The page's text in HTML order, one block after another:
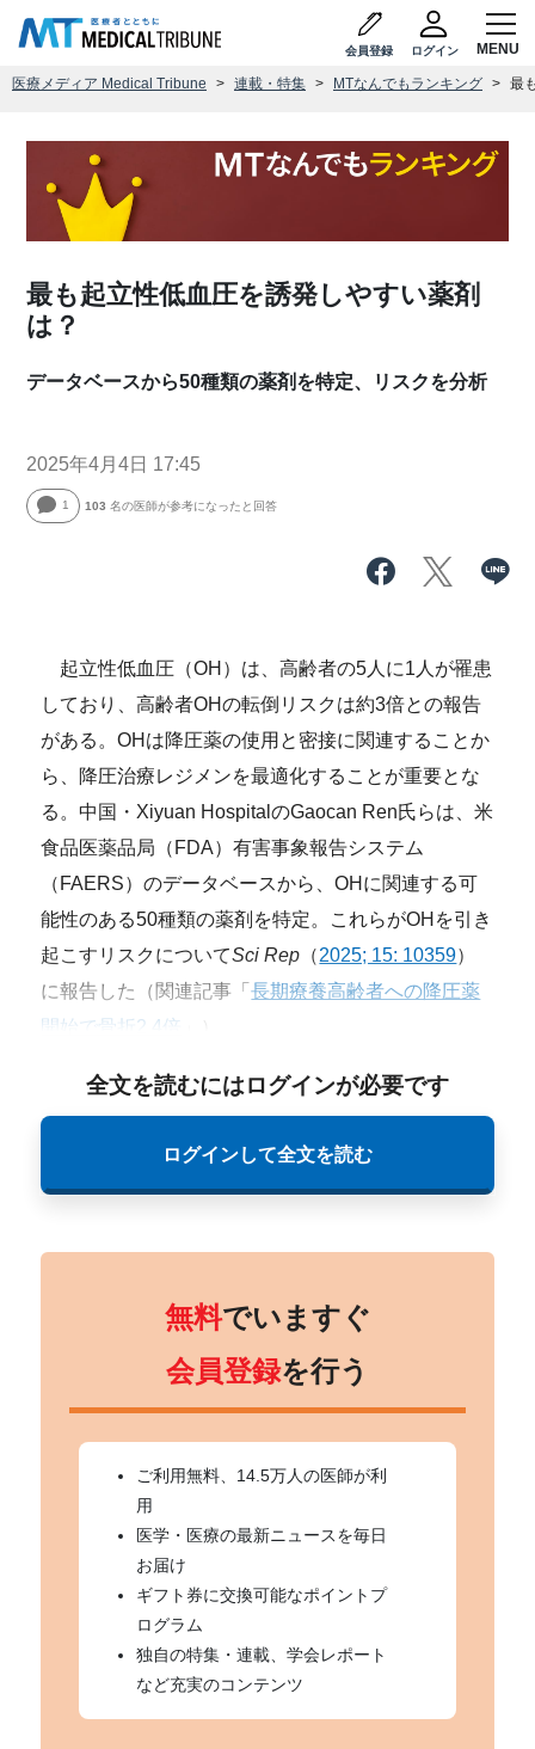
会員登録 ログイン
医療メディア Medical Tribune 連載・特集 MTなんでもランキング 最
最も起立性低血圧を誘発しやすい薬剤
は？
データベースから50種類の薬剤を特定、リスクを分析
2025年4月4日 17:45
1 103 名の医師が参考になったと回答
起立性低血圧（OH）は、高齢者の5人に1人が罹患
しており、高齢者OHの転倒リスクは約3倍との報告
がある。OHは降圧薬の使用と密接に関連することか
ら、降圧治療レジメンを最適化することが重要とな
る。中国・Xiyuan HospitalのGaocan Ren氏らは、米
食品医薬品局（FDA）有害事象報告システム
（FAERS）のデータベースから、OHに関連する可
能性のある50種類の薬剤を特定。これらがOHを引き
起こすリスクについてSci Rep （2025; 15: 10359）
に報告した（関連記事「長期療養高齢者への降圧薬
開始で骨折2.4倍
全文を読むにはログインが必要です
ログインして全文を読む
無料でいますぐ
会員登録を行う
ご利用無料、14.5万人の医師が利
用
医学・医療の最新ニュースを毎日
お届け
ギフト券に交換可能なポイントプ
ログラム
独自の特集・連載、学会レポート
など充実のコンテンツ